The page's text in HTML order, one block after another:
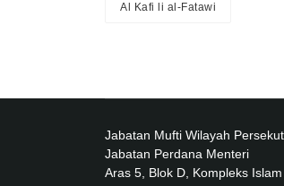
Al Kafi li al-Fatawi
Jabatan Mufti Wilayah
Jabatan Perdana Menteri
Aras 5, Blok D, Kompleks